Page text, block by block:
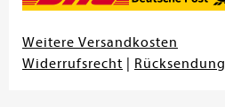
Weitere Versandkosten
Widerrufsrecht
Rücksendung